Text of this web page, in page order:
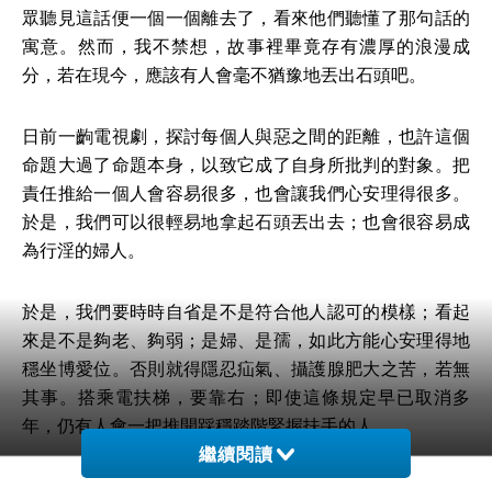
眾聽見這話便一個一個離去了，看來他們聽懂了那句話的
寓意。然而，我不禁想，故事裡畢竟存有濃厚的浪漫成
分，若在現今，應該有人會毫不猶豫地丟出石頭吧。
日前一齣電視劇，探討每個人與惡之間的距離，也許這個
命題大過了命題本身，以致它成了自身所批判的對象。把
責任推給一個人會容易很多，也會讓我們心安理得很多。
於是，我們可以很輕易地拿起石頭丟出去；也會很容易成
為行淫的婦人。
於是，我們要時時自省是不是符合他人認可的模樣；看起
來是不是夠老、夠弱；是婦、是孺，如此方能心安理得地
穩坐博愛位。否則就得隱忍疝氣、攝護腺肥大之苦，若無
其事。搭乘電扶梯，要靠右；即使這條規定早已取消多
年，仍有人會一把推開踩穩踏階緊握扶手的人。
繼續閱讀